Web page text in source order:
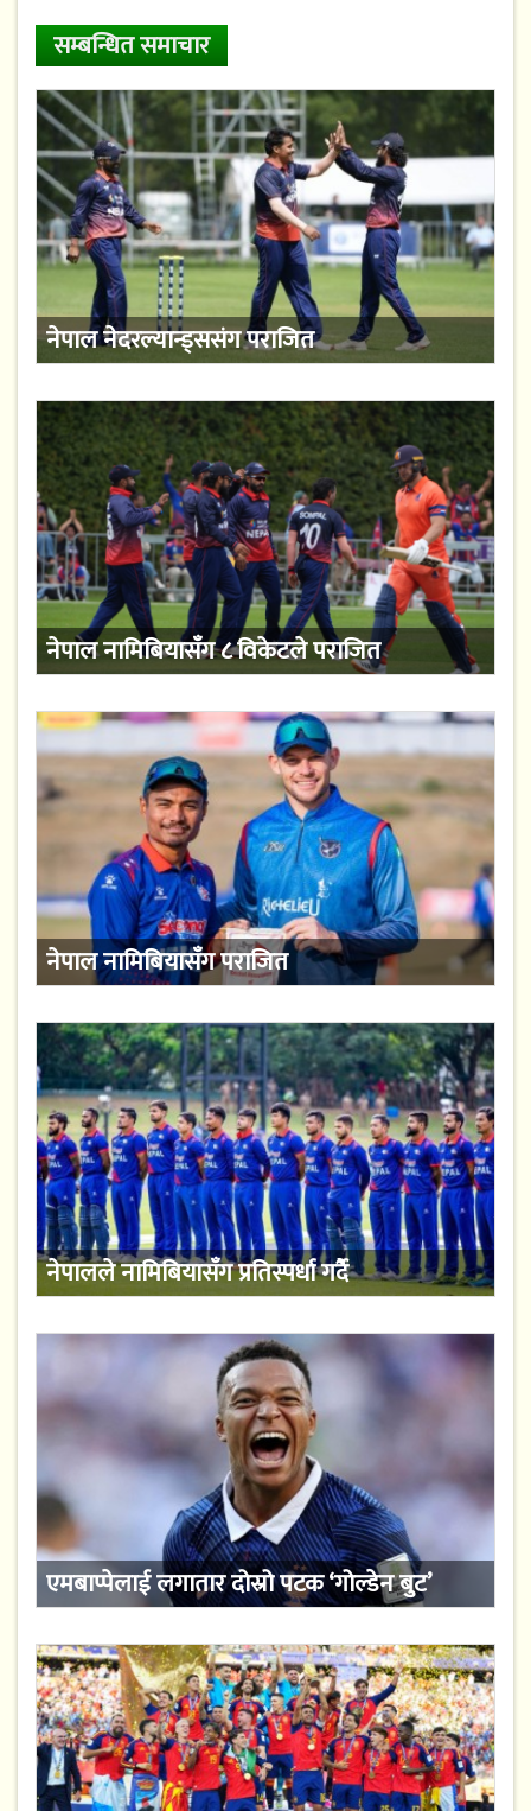
सम्बन्धित समाचार
नेपाल नेदरल्यान्ड्ससंग पराजित
नेपाल नामिबियासँग ८ विकेटले पराजित
नेपाल नामिबियासँग पराजित
नेपालले नामिबियासँग प्रतिस्पर्धा गर्दै
एमबाप्पेलाई लगातार दोस्रो पटक ‘गोल्डेन बुट’